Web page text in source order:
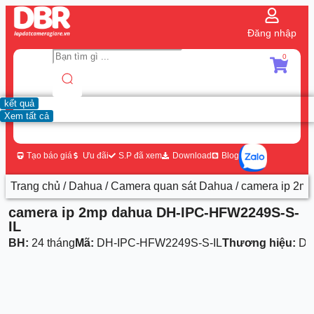
Đăng nhập
kết quả
Xem tất cả
0
Tạo báo giá Ưu đãi S.P đã xem Download Blog
Trang chủ / Dahua /Camera quan sát Dahua / camera ip
camera ip 2mp dahua DH-IPC-HFW2249S-S-
IL
BH: 24 tháng Mã: DH-IPC-HFW2249S-S-ILThương hiệu: